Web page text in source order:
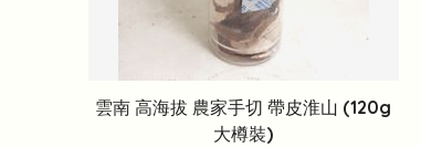
雲南 高海拔 農家手切 帶皮淮山 (120g
大樽裝)